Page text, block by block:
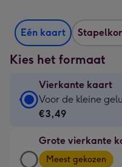
Eén kaart
Kies het formaat
Vierkante kaart
Vierkante
kaart
€3,49
-
Voor de kleine
€3,49
Grote vierkante
Grote
Meest gekozen